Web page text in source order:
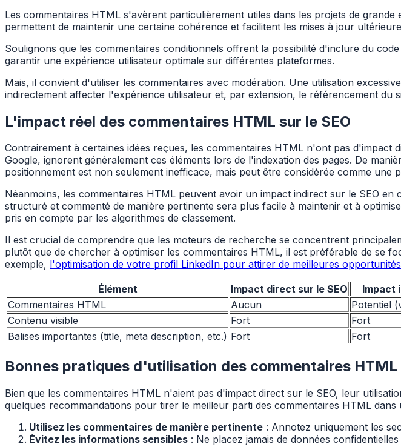
Les commentaires HTML s'avèrent particulièrement utiles dans les projets de
permettent de maintenir une certaine cohérence et facilitent les mises à jour
Soulignons que les commentaires conditionnels offrent la possibilité d'inclure du
garantir une expérience utilisateur optimale sur différentes plateformes.
Mais, il convient d'utiliser les commentaires avec modération. Une utilisation
indirectement affecter l'expérience utilisateur et, par extension, le référencement du
L'impact réel des commentaires HTML sur le SEO
Contrairement à certaines idées reçues, les commentaires HTML n'ont pas
Google, ignorent généralement ces éléments lors de l'indexation des pages. De
positionnement est non seulement inefficace, mais peut être considérée comme une
Néanmoins, les commentaires HTML peuvent avoir un impact indirect sur le SEO
structuré et commenté de manière pertinente sera plus facile à maintenir et à
pris en compte par les algorithmes de classement.
Il est crucial de comprendre que les moteurs de recherche se concentrent
plutôt que de chercher à optimiser les commentaires HTML, il est préférable de se
exemple, l'optimisation de votre profil LinkedIn pour attirer de meilleures
Élément Impact direct sur le SEO
Impact
Commentaires HTML
Aucun
Potentiel
Contenu visible
Fort
Fort
Balises importantes (title, meta description, etc.) Fort Fort
Bonnes pratiques d'utilisation des commentaires
Bien que les commentaires HTML n'aient pas d'impact direct sur le SEO, leur
quelques recommandations pour tirer le meilleur parti des commentaires HTML dans
Utilisez les commentaires de manière pertinente : Annotez uniquement les
Évitez les informations sensibles : Ne placez jamais de données